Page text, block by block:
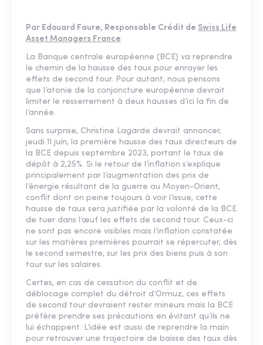
Par Edouard Faure, Responsable Crédit de Swiss Life
Asset Managers France
La Banque centrale européenne (BCE) va reprendre
le chemin de la hausse des taux pour enrayer les
effets de second tour. Pour autant, nous pensons
que l’atonie de la conjoncture européenne devrait
limiter le resserrement à deux hausses d’ici la fin de
l’année.
Sans surprise, Christine Lagarde devrait annoncer,
jeudi 11 juin, la première hausse des taux directeurs de
la BCE depuis septembre 2023, portant le taux de
dépôt à 2,25%. Si le retour de l’inflation s’explique
principalement par l’augmentation des prix de
l’énergie résultant de la guerre au Moyen-Orient,
conflit dont on peine toujours à voir l’issue, cette
hausse de taux sera justifiée par la volonté de la BCE
de tuer dans l’œuf les effets de second tour. Ceux-ci
ne sont pas encore visibles mais l’inflation constatée
sur les matières premières pourrait se répercuter, dès
le second semestre, sur les prix des biens puis à son
tour sur les salaires.
Certes, en cas de cessation du conflit et de
déblocage complet du détroit d’Ormuz, ces effets
de second tour devraient rester mineurs mais la BCE
préfère prendre ses précautions en évitant qu’ils ne
lui échappent. L’idée est aussi de reprendre la main
pour retrouver une trajectoire de baisse des taux dès